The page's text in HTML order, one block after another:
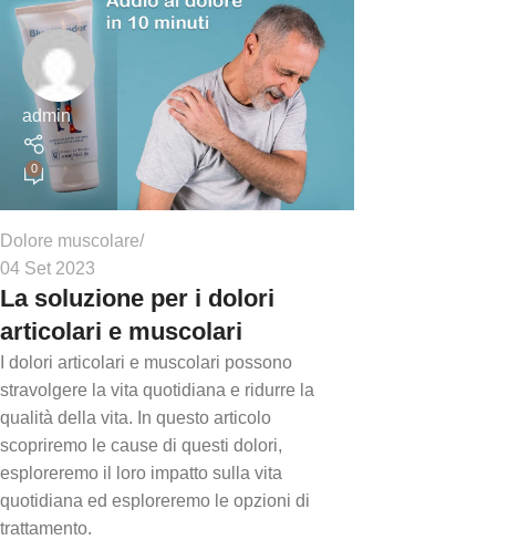
admin
0
Dolore muscolare
04 Set 2023
La soluzione per i dolori
articolari e muscolari
I dolori articolari e muscolari possono
stravolgere la vita quotidiana e ridurre la
qualità della vita. In questo articolo
scopriremo le cause di questi dolori,
esploreremo il loro impatto sulla vita
quotidiana ed esploreremo le opzioni di
trattamento.